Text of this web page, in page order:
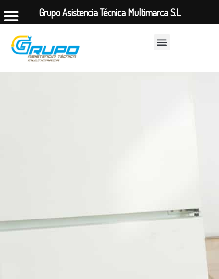
Grupo Asistencia Técnica Multimarca S.L